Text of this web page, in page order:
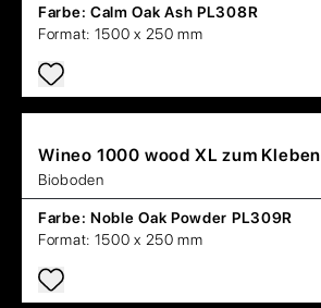
Farbe: Calm Oak Ash PL308R
Format: 1500 x 250 mm
Wineo 1000 wood XL zum Kleben
Bioboden
Farbe: Noble Oak Powder PL309R
Format: 1500 x 250 mm